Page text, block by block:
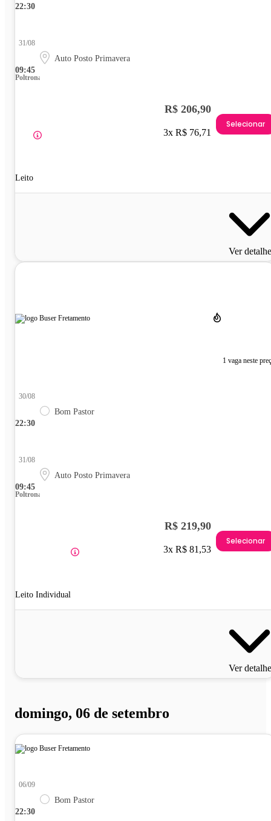
22:30
09:45
31/08
Auto Posto Primavera
Poltrona
Leito
R$ 206,90
3x R$ 76,71
Selecionar
Ver
1 vaga neste
22:30
30/08
Bom Pastor
09:45
31/08
Auto Posto Primavera
Poltrona
Leito Individual
R$ 219,90
3x R$ 81,53
Selecionar
Ver
domingo, 06 de setembro
22:30
06/09
Bom Pastor